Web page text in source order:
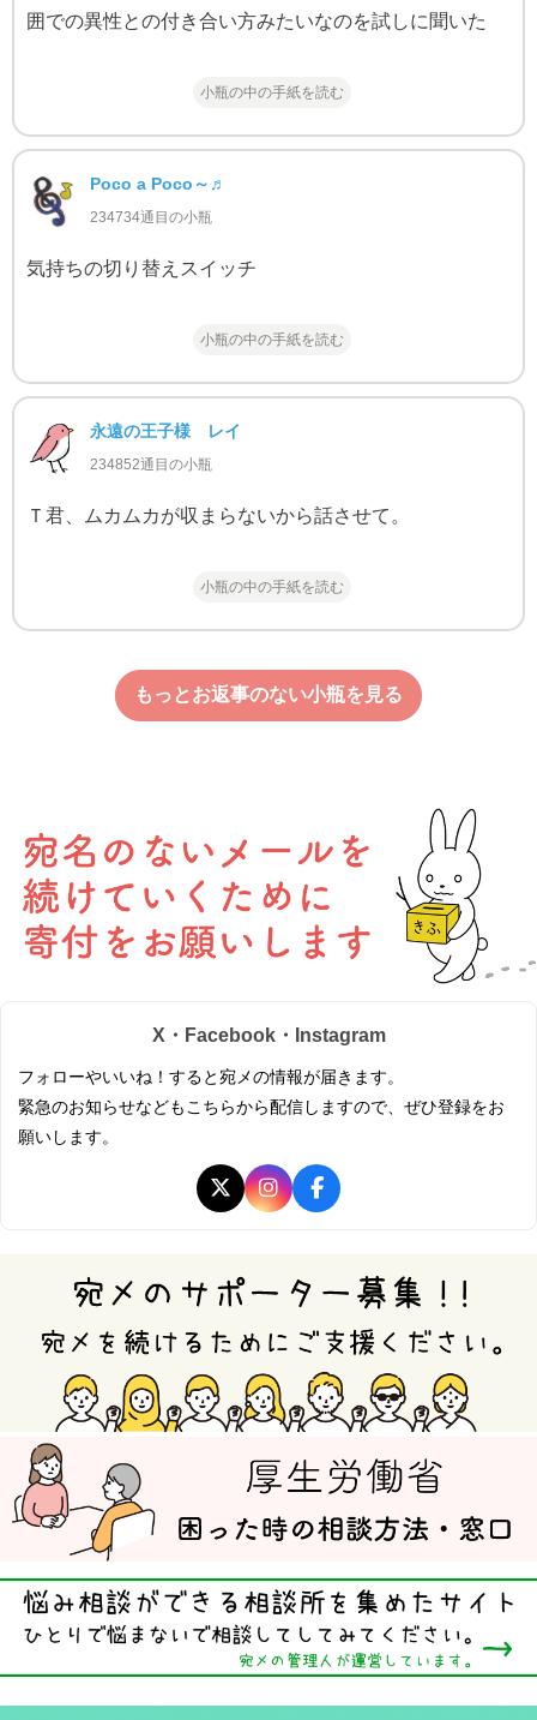
囲での異性との付き合い方みたいなのを試しに聞いた
小瓶の中の手紙を読む
Poco a Poco～♬
234734通目の小瓶
気持ちの切り替えスイッチ
小瓶の中の手紙を読む
永遠の王子様 レイ
234852通目の小瓶
Ｔ君、ムカムカが収まらないから話させて。
小瓶の中の手紙を読む
もっとお返事のない小瓶を見る
X・Facebook・Instagram
フォローやいいね！すると宛メの情報が届きます。
緊急のお知らせなどもこちらから配信しますので、ぜひ登録をお
願いします。